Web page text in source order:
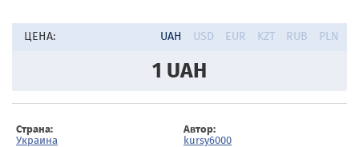
ЦЕНА: UAH USD EUR KZT RUB PLN
1 UAH
Страна:
Украина
Автор:
kursy6000